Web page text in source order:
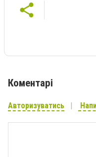
Коментарі
Авторизуватись